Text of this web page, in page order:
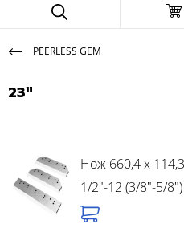
PEERLESS GEM
23"
Нож 660,4 x
1/2"-12 (3/8"-5/8")